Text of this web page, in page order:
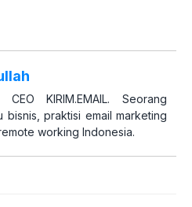
KIRIM.EMAIL. Seorang
bisnis, praktisi email marketing
working Indonesia.